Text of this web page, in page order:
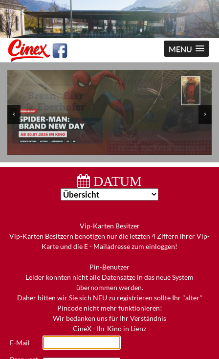
MENU
< >
DATUM
Vip-Karten Besitzer
Vip-Karten Besitzern benötigen nur die letzten 4 Ziffern ihrer Vip-
Karte und die E - Mailadresse zum einloggen!
Pin-Benutzer
Leider konnten nicht alle Datensätze in das neue System
übernommen werden.
Daher bitten wir Sie sich NEU zu registrieren sollte Ihr "alter"
Pincode nicht mehr funktionieren!
Wir bedanken uns für Ihr Verständnis
CineX - Ihr Kino in Lienz
E-Mail